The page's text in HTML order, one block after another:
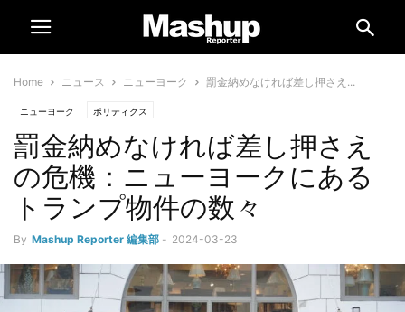
Home ニュース ニューヨーク 罰金納めなければ差し押さえ...
ニューヨーク ポリティクス
罰金納めなければ差し押さえ
の危機：ニューヨークにある
トランプ物件の数々
By Mashup Reporter 編集部 - 2024-03-23